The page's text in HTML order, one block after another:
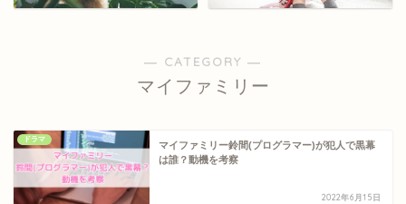
― CATEGORY ―
マイファミリー
ドラマ
マイファミリー鈴間(プログラマー)が犯人で黒幕
は誰？動機を考察
2022年6月15日